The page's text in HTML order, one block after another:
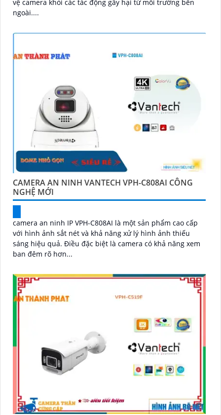
vệ camera khỏi các tác động gây hại từ môi trường bên
ngoài....
CAMERA AN NINH VANTECH VPH-C808AI CÔNG
NGHỆ MỚI
camera an ninh IP VPH-C808AI là một sản phẩm cao cấp
với hình ảnh sắt nét và khả năng xử lý hình ảnh thiếu
sáng hiệu quả. Điều đặc biệt là camera có khả năng xem
ban đêm rõ hơn...